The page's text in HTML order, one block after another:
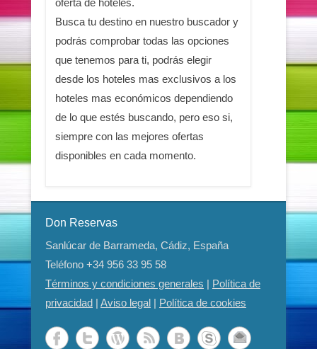
Busca tu destino en nuestro buscador y
podrás comprobar todas las opciones
que tenemos para ti, podrás elegir
desde los hoteles mas exclusivos a los
hoteles mas económicos dependiendo
de lo que estés buscando, pero eso si,
siempre con las mejores ofertas
disponibles en cada momento.
Don Reservas
Sanlúcar de Barrameda, Cádiz, España
Teléfono +34 956 33 95 58
Términos y condiciones generales | Política de
privacidad | Aviso legal | Política de cookies